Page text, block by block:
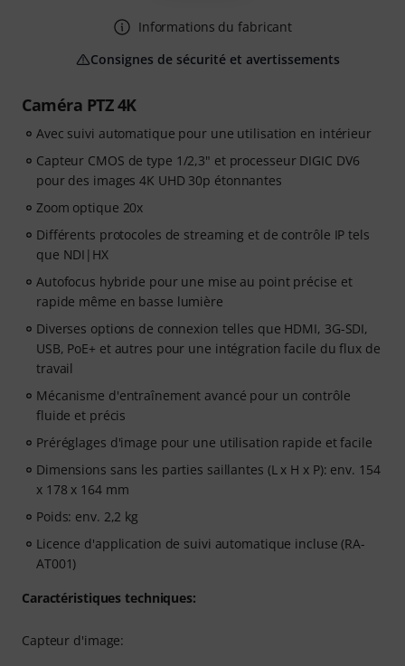
Caméra PTZ 4K
Avec suivi automatique pour une utilisation en intérieur
Capteur CMOS de type 1/2,3" et processeur DIGIC DV6
pour des images 4K UHD 30p étonnantes
Zoom optique 20x
Différents protocoles de streaming et de contrôle IP tels
que NDI|HX
Autofocus hybride pour une mise au point précise et
rapide même en basse lumière
Diverses options de connexion telles que HDMI, 3G-SDI,
USB, PoE+ et autres pour une intégration facile du flux de
travail
Mécanisme d'entraînement avancé pour un contrôle
fluide et précis
Préréglages d'image pour une utilisation rapide et facile
Dimensions sans les parties saillantes (L x H x P): env. 154
x 178 x 164 mm
Poids: env. 2,2 kg
Licence d'application de suivi automatique incluse (RA-
AT001)
Caractéristiques techniques:
Capteur d'image:
Informations du fabricant
Consignes de sécurité et avertissements